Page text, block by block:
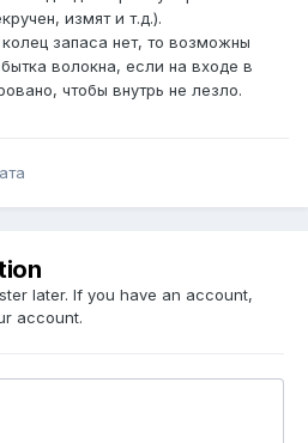
измят и т.д.).
запаса нет, то возможны
волокна, если на входе в
чтобы внутрь не лезло.
later. If you have an account,
account.